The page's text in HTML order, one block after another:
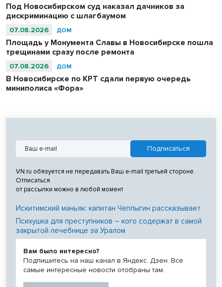
Под Новосибирском суд наказал дачников за
дискриминацию с шлагбаумом
07.08.2026 ДОМ
Площадь у Монумента Славы в Новосибирске пошла
трещинами сразу после ремонта
07.08.2026 ДОМ
В Новосибирске по КРТ сдали первую очередь
миниполиса «Фора»
VN.ru обязуется не передавать Ваш e-mail третьей стороне.
Отписаться
от рассылки можно в любой момент
Искитимский маньяк: капитан Чеплыгин рассказывает
Психушка для преступников – кого содержат в самой
закрытой лечебнице за Уралом
Вам было интересно?
Подпишитесь на наш канал в Яндекс. Дзен. Все
самые интересные новости отобраны там.